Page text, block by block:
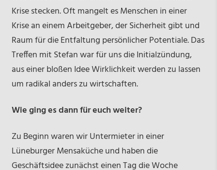
Krise stecken. Oft mangelt es Menschen in einer
Krise an einem Arbeitgeber, der Sicherheit gibt und
Raum für die Entfaltung persönlicher Potentiale. Das
Treffen mit Stefan war für uns die Initialzündung,
aus einer bloßen Idee Wirklichkeit werden zu lassen
um radikal anders zu wirtschaften.
Wie ging es dann für euch weiter?
Zu Beginn waren wir Untermieter in einer
Lüneburger Mensaküche und haben die
Geschäftsidee zunächst einen Tag die Woche